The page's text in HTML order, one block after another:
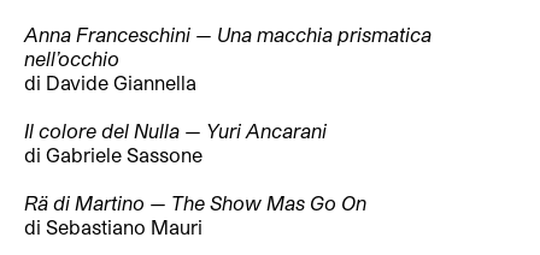
Anna Franceschini — Una macchia prismatica
nell’occhio
di Davide Giannella
Il colore del Nulla — Yuri Ancarani
di Gabriele Sassone
Rä di Martino — The Show Mas Go On
di Sebastiano Mauri